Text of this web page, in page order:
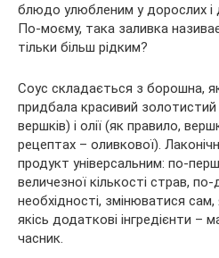
блюдо улюбленим у дорослих і
По-моєму, така заливка
тільки більш рідким?
Соус складається з борошна,
придбала красивий золотистий
вершків) і олії (як правило,
рецептах – оливкової).
продукт універсальним: по-
величезної кількості страв,
необхідності, змінюватися
якісь додаткові інгредієнти –
часник.